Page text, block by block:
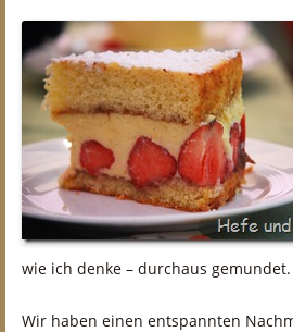
wie ich denke – durchaus gemundet.
Wir haben einen entspannten